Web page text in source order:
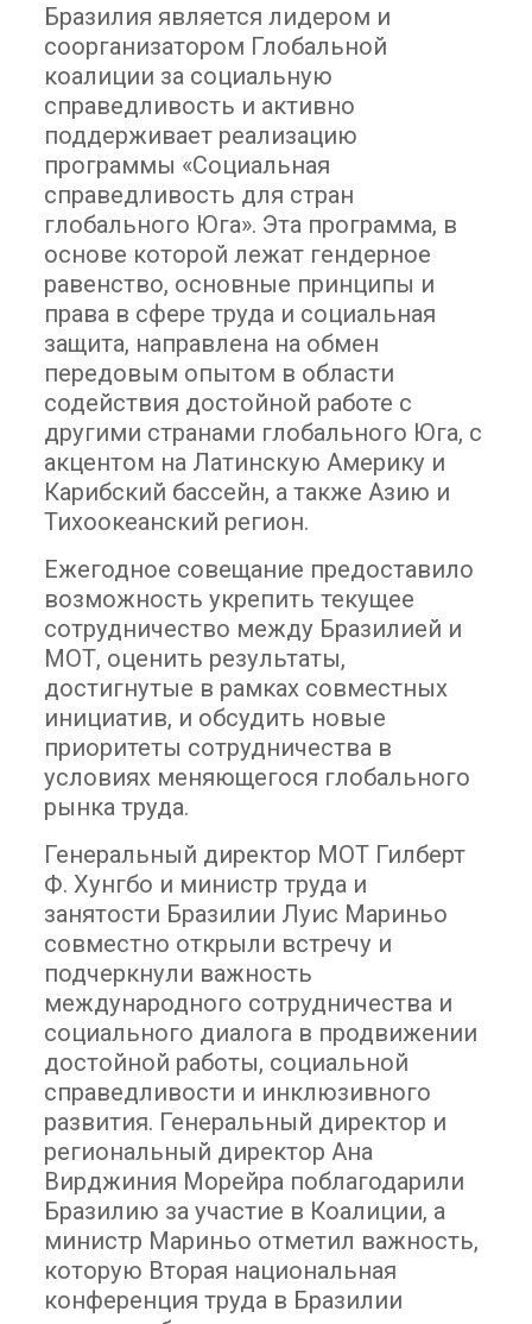
Бразилия является лидером и
соорганизатором Глобальной
коалиции за социальную
справедливость и активно
поддерживает реализацию
программы «Социальная
справедливость для стран
глобального Юга». Эта программа, в
основе которой лежат гендерное
равенство, основные принципы и
права в сфере труда и социальная
защита, направлена ​​на обмен
передовым опытом в области
содействия достойной работе с
другими странами глобального Юга, с
акцентом на Латинскую Америку и
Карибский бассейн, а также Азию и
Тихоокеанский регион.
Ежегодное совещание предоставило
возможность укрепить текущее
сотрудничество между Бразилией и
МОТ, оценить результаты,
достигнутые в рамках совместных
инициатив, и обсудить новые
приоритеты сотрудничества в
условиях меняющегося глобального
рынка труда.
Генеральный директор МОТ Гилберт
Ф. Хунгбо и министр труда и
занятости Бразилии Луис Мариньо
совместно открыли встречу и
подчеркнули важность
международного сотрудничества и
социального диалога в продвижении
достойной работы, социальной
справедливости и инклюзивного
развития. Генеральный директор и
региональный директор Ана
Вирджиния Морейра поблагодарили
Бразилию за участие в Коалиции, а
министр Мариньо отметил важность,
которую Вторая национальная
конференция труда в Бразилии